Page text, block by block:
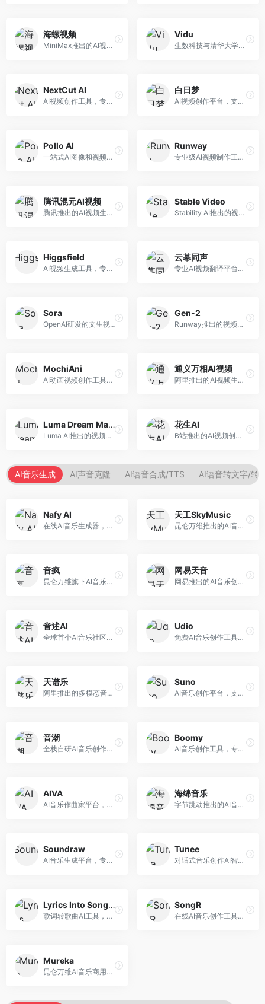
海螺视频
MiniMax推出的AI视频生成工具，支持高质量视频创作。面向内容创作者，提供文生视频、视频编辑等功能，生成速度快，视频效果自然流畅。
Vidu
生数科技与清华大学联合研发的AI视频生成大模型。面向视频创作者和内容生产者，支持文生视频、图生视频，视频质量高，物理运动理解准确，国产视频生成领先工具。
NextCut AI
AI视频创作工具，专注于智能剪辑和视频生成。面向视频创作者，提供智能剪辑、视频生成、特效添加等功能，剪辑效率高，适合快节奏内容生产。
白日梦
AI视频创作平台，支持生成长达50分钟的长视频内容。面向长视频创作者和内容生产者，支持故事视频生成、视频编辑等功能，适合叙事性内容创作。
Pollo AI
一站式AI图像和视频创作平台，整合多种生成工具。面向内容创作者，提供文生图、文生视频、视频编辑等服务，创作工具全面，一站式体验便捷。
Runway
专业级AI视频制作工具，支持视频生成与编辑。面向影视制作人和创意工作者，提供文生视频、视频编辑、绿幕抠像等专业功能，视频处理能力强，适合专业创作场景。
腾讯混元AI视频
腾讯推出的AI视频生成工具，基于混元大模型。面向腾讯生态用户和内容创作者，支持文生视频、视频编辑等功能，与腾讯产品生态深度整合。
Stable Video
Stability AI推出的视频生成模型，开源可部署。面向开发者和专业创作者，支持视频生成、视频编辑等功能，开源生态完善，定制化程度高。
Higgsfield
AI视频生成工具，专注于高质量视频内容创作。面向视频创作者和营销人员，支持文生视频、视频编辑等功能，视频效果逼真，适合商业应用。
云幕同声
专业AI视频翻译平台，支持视频多语言配音和字幕生成。面向跨境电商和内容出海从业者，提供视频翻译、配音、字幕生成等服务，多语言支持完善。
Sora
OpenAI研发的文生视频大模型，可根据文字描述生成长达60秒的高清视频。面向影视创作者、广告从业者和内容生产者，视频连贯性强，物理世界理解准确，代表了AI视频生成的最高水平。
Gen-2
Runway推出的视频生成模型，专注于文生视频和视频风格转换。面向影视制作人和创意工作者，支持文本到视频、图像到视频等多种生成模式，视频质量专业级。
MochiAni
AI动画视频创作工具，专注于动画内容生成。面向动画创作者和二次元内容生产者，支持动画风格视频生成，动画效果流畅，适合动漫内容创作。
通义万相AI视频
阿里推出的AI视频生成服务，整合图像与视频创作能力。面向电商和营销从业者，支持商品视频生成、营销视频制作等服务，商业应用场景丰富。
Luma Dream Machine
Luma AI推出的视频生成工具，专注于高质量视频创作。面向影视创作者和内容生产者，支持文生视频、图生视频，视频质量高，物理运动流畅自然。
花生AI
B站推出的AI视频创作工具，专注于短视频内容生成。面向B站创作者，支持视频生成、视频编辑等功能，与B站平台深度整合，创作效率高。
AI音乐生成 AI声音克隆 AI语音合成/TTS AI语音转文字/转
Nafy AI
在线AI音乐生成器，专注于快速音乐创作。面向内容创作者，支持多种风格音乐生成，操作简便，生成速度快，适合快速配乐需求。
天工SkyMusic
昆仑万维推出的AI音乐创作平台，基于天工大模型。面向音乐创作者，支持歌词生成、旋律创作、音乐编曲等服务，中文音乐创作能力强。
音疯
昆仑万维旗下AI音乐创作平台，专注于音乐内容生成。面向音乐爱好者和内容创作者，提供多种风格音乐生成，操作简便，创作速度快。
网易天音
网易推出的AI音乐创作工具，支持作词、作曲与编曲。面向音乐爱好者和独立音乐人，提供歌词生成、旋律创作、编曲制作等服务，与网易云音乐生态深度整合。
音述AI
全球首个AI音乐社区平台，整合创作与分享功能。面向音乐创作者和爱好者，提供音乐创作、作品分享、社区交流等服务，社区氛围活跃。
Udio
免费AI音乐创作工具，专注于高质量音乐生成。面向音乐创作者和内容制作者，支持多种音乐风格生成，音质专业，创作自由度高，适合专业音乐制作场景。
天谱乐
阿里推出的多模态音乐生成平台，整合音频与文本理解能力。面向内容创作者，支持歌词生成、旋律创作、音乐编辑等服务，与阿里生态深度整合。
Suno
AI音乐创作平台，支持通过文字描述生成完整歌曲，包含歌词、旋律和人声。面向音乐爱好者、内容创作者和独立音乐人，操作门槛低，创作速度快，支持多种音乐风格，为音乐创作带来全新可能。
音潮
全栈自研AI音乐创作平台，支持从创作到发布的完整流程。面向独立音乐人和音乐工作室，提供作词作曲、编曲混音、音乐发布等服务，创作工具专业。
Boomy
AI音乐创作工具，专注于快速音乐生成与发布。面向音乐爱好者和业余创作者，支持一键生成原创音乐，可直接发布到音乐平台，创作门槛低。
AIVA
AI音乐作曲家平台，专注于古典和影视配乐创作。面向影视制作人和游戏开发者，提供原创音乐生成、配乐定制等服务，音乐风格专业，适合影视游戏配乐。
海绵音乐
字节跳动推出的AI音乐创作平台，支持多风格音乐生成。面向内容创作者和音乐爱好者，提供歌词创作、旋律生成、编曲制作等服务，创作效率高，适合短视频配乐。
Soundraw
AI音乐生成平台，专注于免版税音乐创作。面向视频创作者和内容制作者，提供背景音乐生成、音乐定制等服务，音乐版权清晰，适合视频配乐场景。
Tunee
对话式音乐创作AI智能体，支持自然语言交互创作。面向音乐爱好者，通过对话方式完成音乐创作，交互体验友好，创作过程直观。
Lyrics Into Song AI
歌词转歌曲AI工具，支持将歌词转化为完整歌曲。面向歌词创作者和音乐爱好者，提供歌词谱曲、编曲制作等服务，歌词音乐化效率高。
SongR
在线AI音乐创作工具，支持歌词与旋律一体化生成。面向内容创作者和音乐爱好者，提供歌词创作、旋律生成、音乐制作等服务，操作简便，创作速度快。
Mureka
昆仑万维AI音乐商用创作平台，专注于商业音乐授权。面向企业和商业用户，提供版权音乐生成、商用授权等服务，音乐版权清晰，商业应用安全。